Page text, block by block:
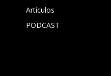
Artículos
PODCAST